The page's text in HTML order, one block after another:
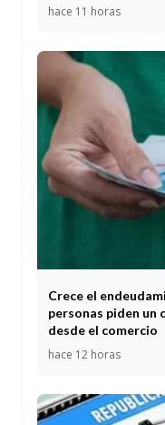
hace 11 horas
Crece el
personas piden
desde el comercio
hace 12 horas